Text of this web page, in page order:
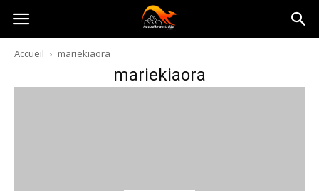
Australia-
australie.com
Accueil mariekiaora
mariekiaora